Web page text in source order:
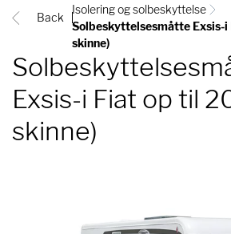
Back
Isolering og solbeskyttelse
Solbeskyttelsesmåtte Exsis-i
skinne)
Exsis-i Fiat op til
skinne)